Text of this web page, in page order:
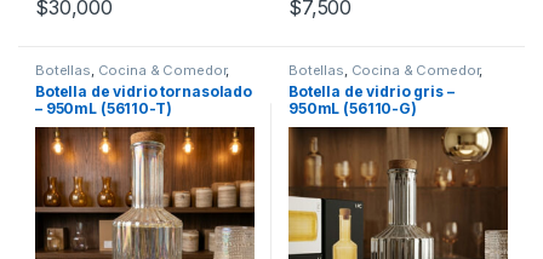
$30,000 $7,500
Botellas Cocina & Comedor,
Recipientes para bebidas y
líquidos
Botella de vidrio tornasolado
– 950mL (56110-T)
Botellas Cocina & Comedor,
Recipientes para bebidas y
líquidos
Botella de vidrio gris –
950mL (56110-G)